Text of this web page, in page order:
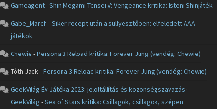
Gameagent-Shin Megami Tensei V: Vengeance kritika: Isteni Shinjáték
Gabe_March -Siker recept után a süllyesztőben: elfeledett AAA-
játékok
Chewie -Persona 3 Reload kritika: Forever Jung (vendég: Chewie)
Tóth Jack-Persona 3 Reload kritika: Forever Jung (vendég: Chewie)
GeekVilág Év Játéka 2023: jelöltállítás és közönségszavazás ·
GeekVilág -Sea of Stars kritika: Csillagok, csillagok, szépen